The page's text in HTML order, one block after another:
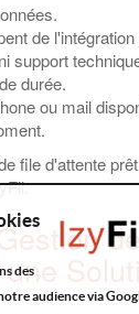
de
support
durée.
ou mail
file d'attente
des
audience via